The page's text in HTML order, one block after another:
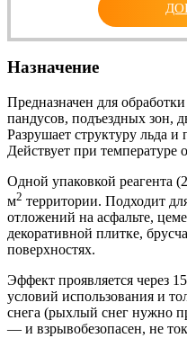
Назначение
Предназначен для
пандусов, подъездных зон,
Разрушает структуру льда и
Действует при температуре
Одной упаковкой реагента
м2 территории. Подходит
отложений на асфальте,
декоративной плитке,
поверхностях.
Эффект проявляется через
условий использования и
снега (рыхлый снег нужно
— и взрывобезопасен, не